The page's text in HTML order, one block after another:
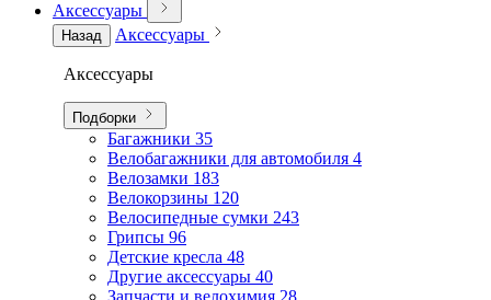
Аксессуары
Назад Аксессуары
Аксессуары
Подборки
Багажники 35
Велобагажники для автомобиля 4
Велозамки 183
Велокорзины 120
Велосипедные сумки 243
Грипсы 96
Детские кресла 48
Другие аксессуары 40
Запчасти и велохимия 28